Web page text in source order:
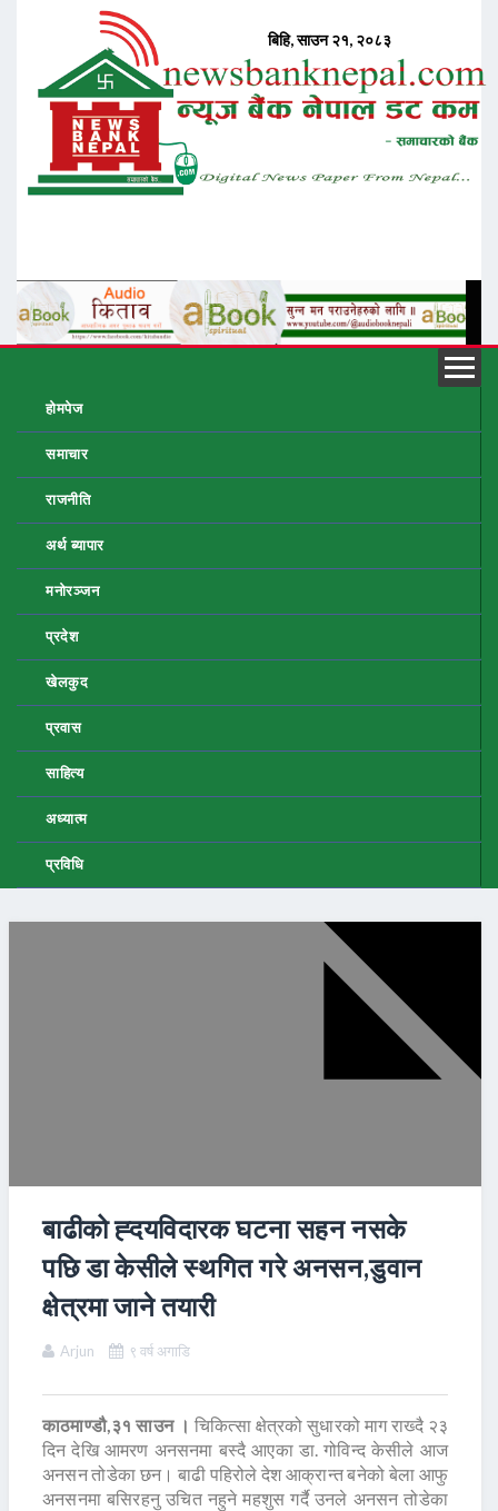
होमपेज
समाचार
राजनीति
अर्थ ब्यापार
मनोरञ्जन
प्रदेश
खेलकुद
प्रवास
साहित्य
अध्यात्म
प्रविधि
बाढीको ह्दयविदारक घटना सहन नसके
पछि डा केसीले स्थगित गरे अनसन,डुवान
क्षेत्रमा जाने तयारी
Arjun ९ वर्ष अगाडि
काठमाण्डौ,३१ साउन । चिकित्सा क्षेत्रको सुधारको माग राख्दै २३
दिन देखि आमरण अनसनमा बस्दै आएका डा. गोविन्द केसीले आज
अनसन तोडेका छन। बाढी पहिरोले देश आक्रान्त बनेको बेला आफु
अनसनमा बसिरहनु उचित नहुने महशुस गर्दै उनले अनसन तोडेका